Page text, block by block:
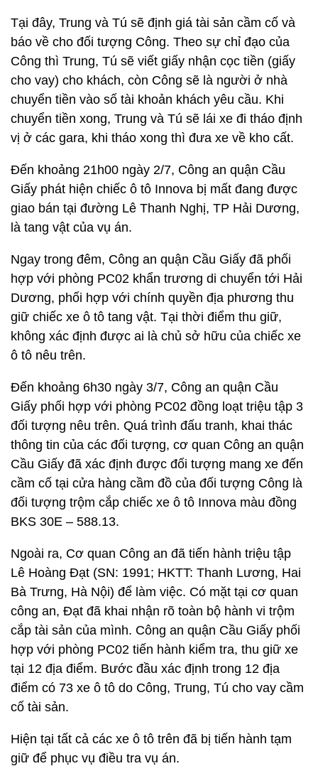
Tại đây, Trung và Tú sẽ định giá tài sản cầm cố và
báo về cho đối tượng Công. Theo sự chỉ đạo của
Công thì Trung, Tú sẽ viết giấy nhận cọc tiền (giấy
cho vay) cho khách, còn Công sẽ là người ở nhà
chuyển tiền vào số tài khoản khách yêu cầu. Khi
chuyển tiền xong, Trung và Tú sẽ lái xe đi tháo định
vị ở các gara, khi tháo xong thì đưa xe về kho cất.
Đến khoảng 21h00 ngày 2/7, Công an quận Cầu
Giấy phát hiện chiếc ô tô Innova bị mất đang được
giao bán tại đường Lê Thanh Nghị, TP Hải Dương,
là tang vật của vụ án.
Ngay trong đêm, Công an quận Cầu Giấy đã phối
hợp với phòng PC02 khẩn trương di chuyển tới Hải
Dương, phối hợp với chính quyền địa phương thu
giữ chiếc xe ô tô tang vật. Tại thời điểm thu giữ,
không xác định được ai là chủ sở hữu của chiếc xe
ô tô nêu trên.
Đến khoảng 6h30 ngày 3/7, Công an quận Cầu
Giấy phối hợp với phòng PC02 đồng loạt triệu tập 3
đối tượng nêu trên. Quá trình đấu tranh, khai thác
thông tin của các đối tượng, cơ quan Công an quận
Cầu Giấy đã xác định được đối tượng mang xe đến
cầm cố tại cửa hàng cầm đồ của đối tượng Công là
đối tượng trộm cắp chiếc xe ô tô Innova màu đồng
BKS 30E – 588.13.
Ngoài ra, Cơ quan Công an đã tiến hành triệu tập
Lê Hoàng Đạt (SN: 1991; HKTT: Thanh Lương, Hai
Bà Trưng, Hà Nội) để làm việc. Có mặt tại cơ quan
công an, Đạt đã khai nhận rõ toàn bộ hành vi trộm
cắp tài sản của mình. Công an quận Cầu Giấy phối
hợp với phòng PC02 tiến hành kiểm tra, thu giữ xe
tại 12 địa điểm. Bước đầu xác định trong 12 địa
điểm có 73 xe ô tô do Công, Trung, Tú cho vay cầm
cố tài sản.
Hiện tại tất cả các xe ô tô trên đã bị tiến hành tạm
giữ để phục vụ điều tra vụ án.